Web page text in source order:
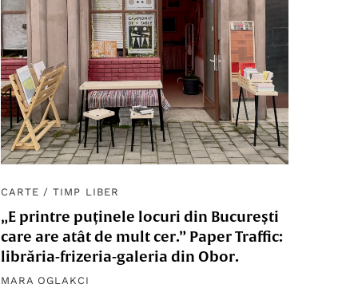
CARTE /TIMP LIBER
„E printre puținele locuri din București
care are atât de mult cer.” Paper Traffic:
librăria-frizeria-galeria din Obor.
MARA OGLAKCI